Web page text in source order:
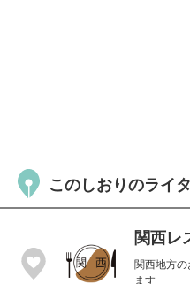
このしおりのライ
関西レ
関西地方の
ます